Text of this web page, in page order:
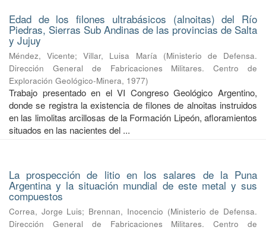
Edad de los filones ultrabásicos (alnoitas) del Río
Piedras, Sierras Sub Andinas de las provincias de Salta
y Jujuy
Méndez, Vicente;Villar, Luisa María (Ministerio de Defensa.
Dirección General de Fabricaciones Militares. Centro de
Exploración Geológico-Minera, 1977)
Trabajo presentado en el VI Congreso Geológico Argentino,
donde se registra la existencia de filones de alnoitas instruidos
en las limolitas arcillosas de la Formación Lipeón, afloramientos
situados en las nacientes del ...
La prospección de litio en los salares de la Puna
Argentina y la situación mundial de este metal y sus
compuestos
Correa, Jorge Luis; Brennan, Inocencio (Ministerio de Defensa.
Dirección General de Fabricaciones Militares. Centro de